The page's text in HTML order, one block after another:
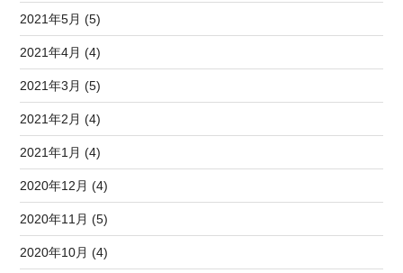
2021年5月 (5)
2021年4月 (4)
2021年3月 (5)
2021年2月 (4)
2021年1月 (4)
2020年12月 (4)
2020年11月 (5)
2020年10月 (4)